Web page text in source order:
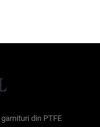
din PTFE